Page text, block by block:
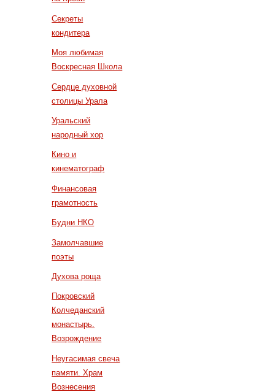
Секреты
кондитера
Моя любимая
Воскресная Школа
Сердце духовной
столицы Урала
Уральский
народный хор
Кино и
кинематограф
Финансовая
грамотность
Будни НКО
Замолчавшие
поэты
Духова роща
Покровский
Колчеданский
монастырь.
Возрождение
Неугасимая свеча
памяти. Храм
Вознесения